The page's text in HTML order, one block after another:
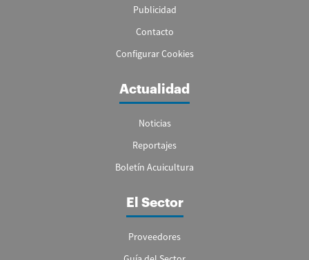
Publicidad
Contacto
Configurar Cookies
Actualidad
Noticias
Reportajes
Boletín Acuicultura
El Sector
Proveedores